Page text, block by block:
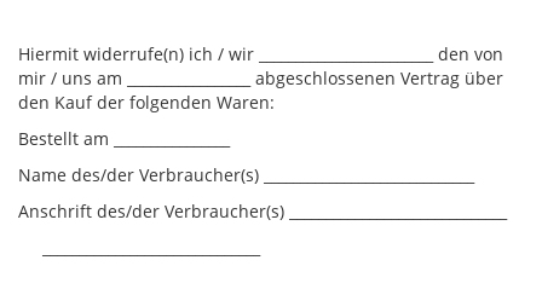
Hiermit widerrufe(n) ich / wir ________________________ den von
mir / uns am _________________ abgeschlossenen Vertrag über
den Kauf der folgenden Waren:
Bestellt am ________________
Name des/der Verbraucher(s) _____________________________
Anschrift des/der Verbraucher(s) ______________________________